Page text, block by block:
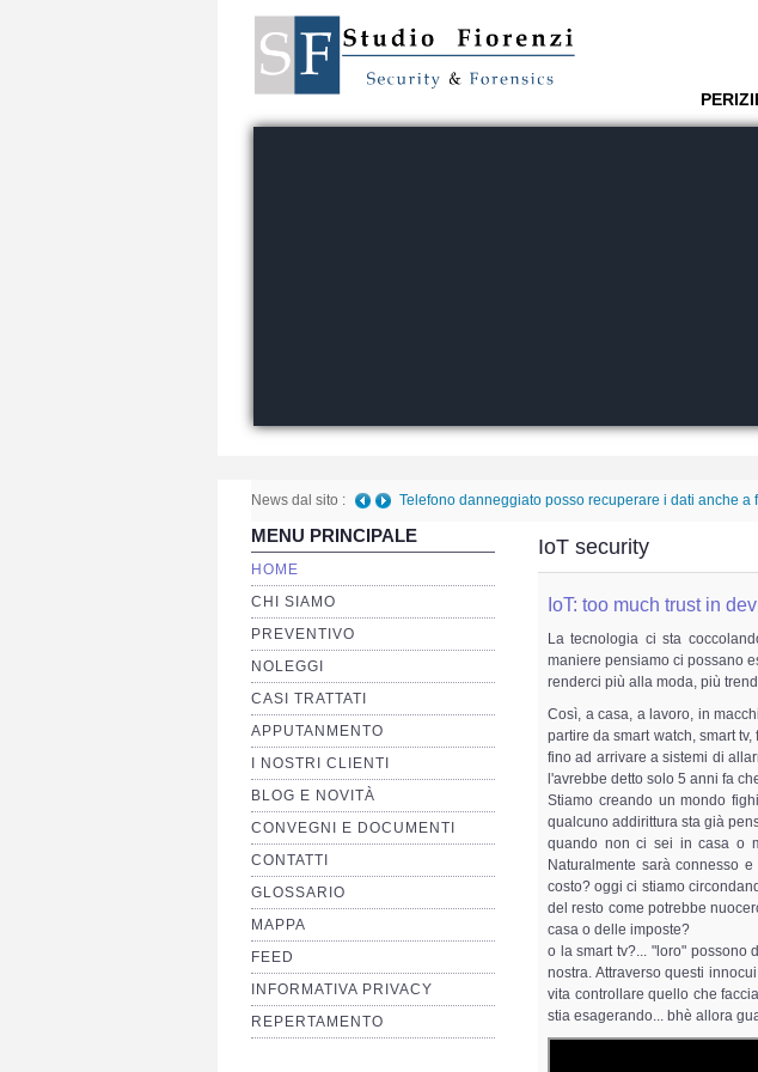
News dal sito : Telefono danneggiato posso recuperare i dati anche a
MENU PRINCIPALE
HOME
CHI SIAMO
PREVENTIVO
NOLEGGI
CASI TRATTATI
APPUTANMENTO
I NOSTRI CLIENTI
BLOG E NOVITÀ
CONVEGNI E DOCUMENTI
CONTATTI
GLOSSARIO
MAPPA
FEED
INFORMATIVA PRIVACY
REPERTAMENTO
IoT security
IoT: too much trust in
La tecnologia ci sta
maniere pensiamo ci possano
renderci più alla moda, più
Così, a casa, a lavoro, in
partire da smart watch, smart
fino ad arrivare a sistemi di
l'avrebbe detto solo 5 anni fa
Stiamo creando un mondo
qualcuno addirittura sta già
quando non ci sei in casa o
Naturalmente sarà connesso
costo? oggi ci stiamo
del resto come potrebbe
casa o delle imposte?
o la smart tv?... "loro" possono
nostra. Attraverso questi
vita controllare quello che
stia esagerando... bhè allora